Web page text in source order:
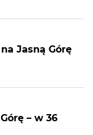
Jasną Górę
– w 36